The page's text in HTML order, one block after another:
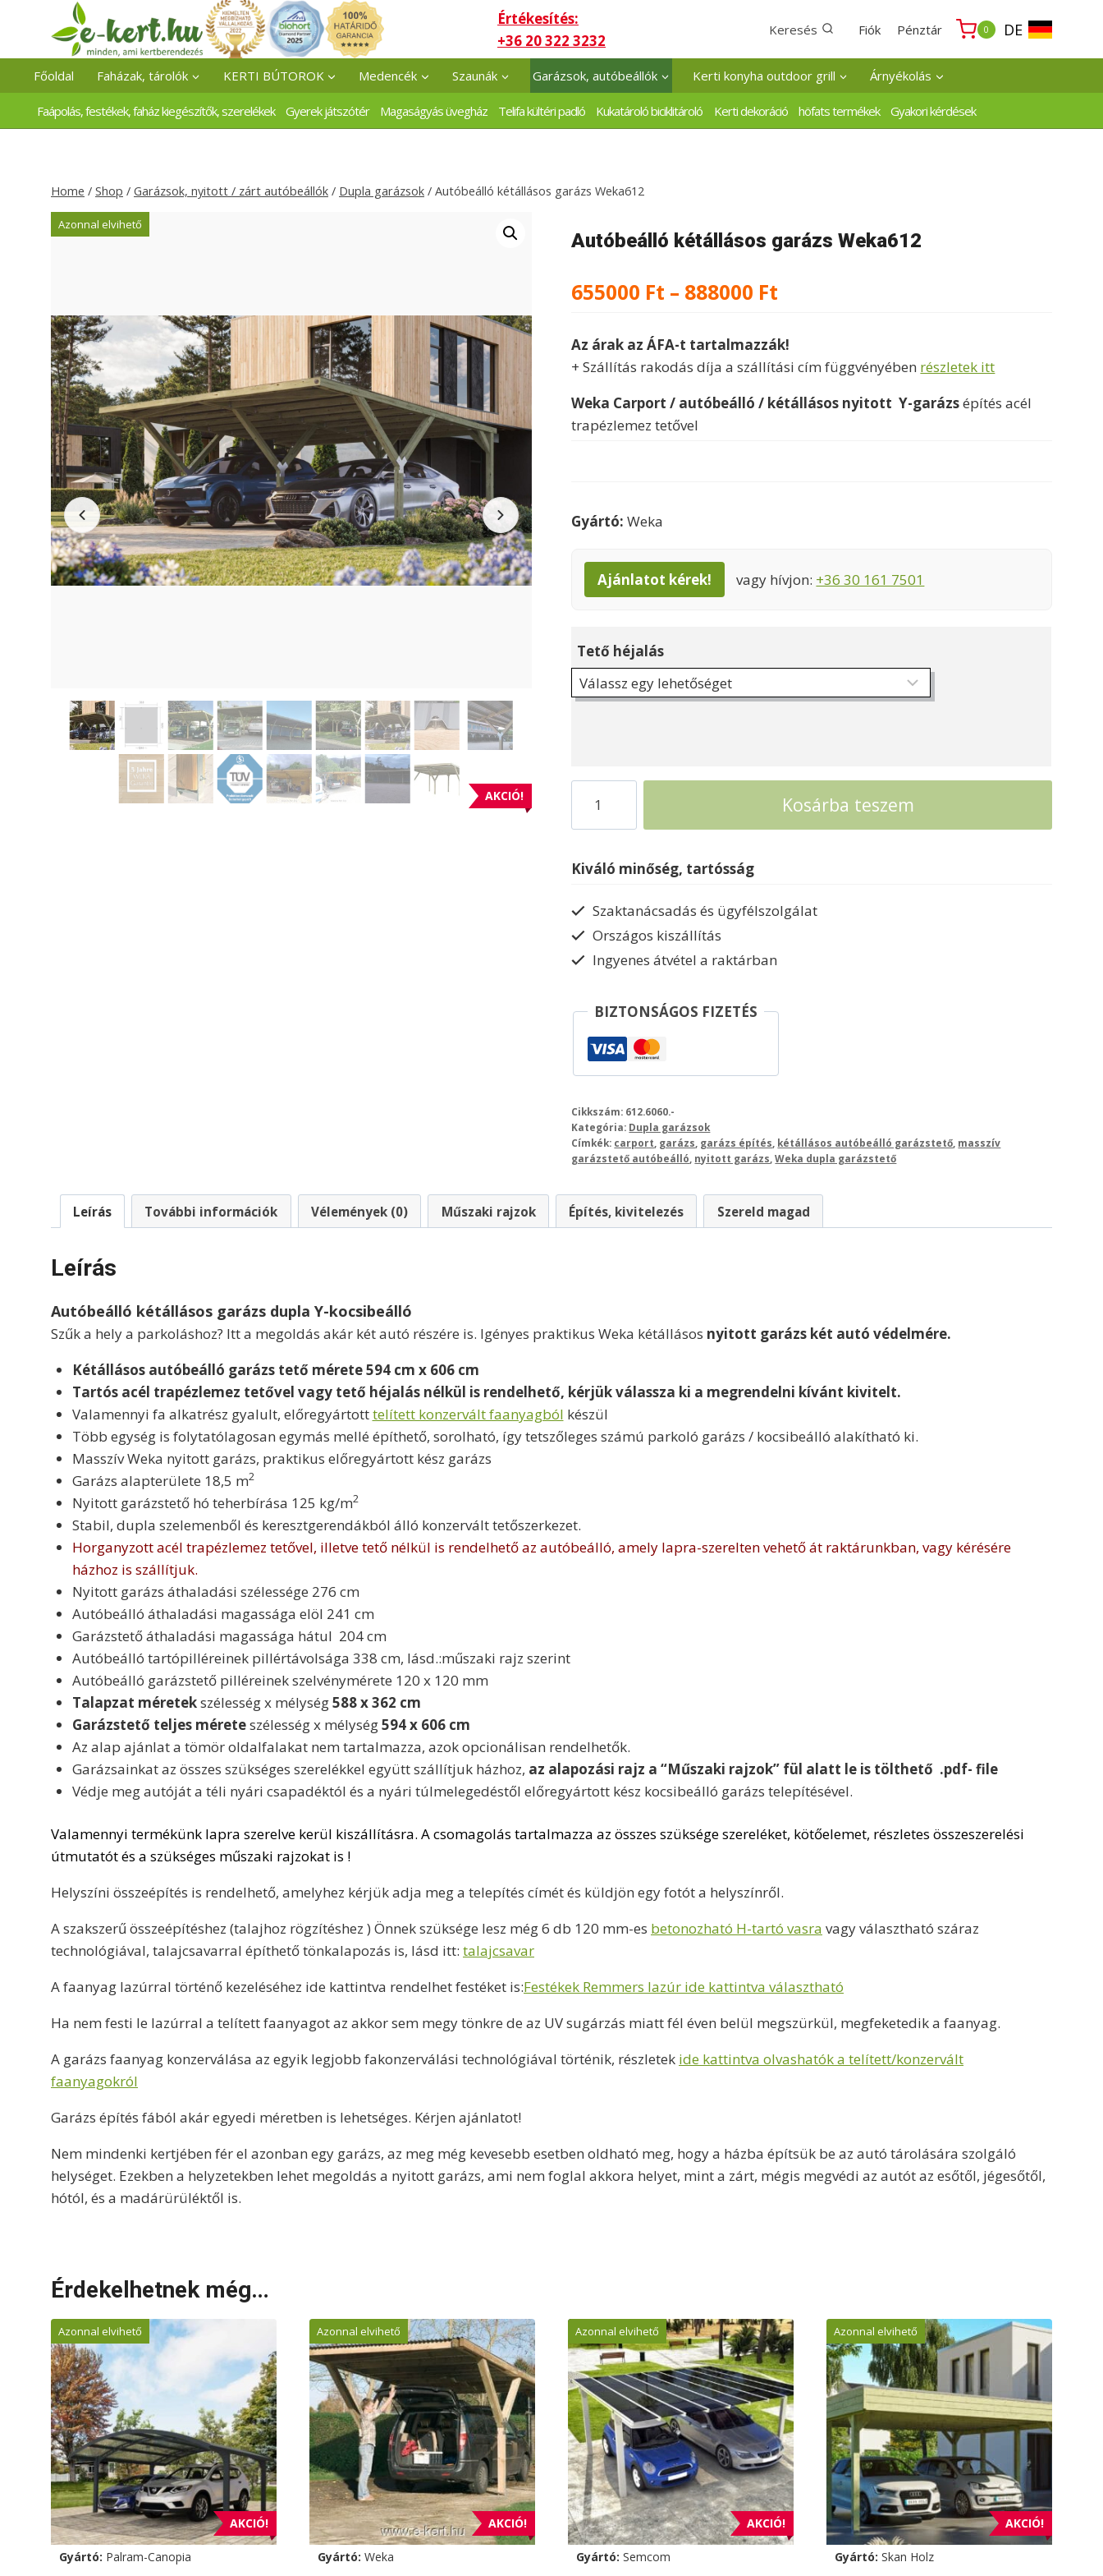
content
Értékesítés:
+36 20 322 3232
Keresés Fiók Pénztár 0 DE
Főoldal Faházak, tárolók KERTI BÚTOROK Medencék Szaunák Garázsok, autóbeállók Kerti konyha outdoor grill Árnyékolás
Faápolás, festékek, faház kiegészítők, szerelékek Gyerek játszótér Magaságyás üvegház Telifa kültéri padló Kukatároló biciklitároló Kerti dekoráció höfats termékek Gyakori kérdések
Home / Shop / Garázsok, nyitott / zárt autóbeállók / Dupla garázsok / Autóbeálló kétállásos garázs Weka612
AKCIÓ!
Azonnal elvihető
Autóbeálló kétállásos garázs Weka612
655000 Ft – 888000 Ft
-
Az árak az ÁFA-t tartalmazzák!
+ Szállítás rakodás díja a szállítási cím függvényében részletek itt
Weka Carport / autóbeálló / kétállásos nyitott Y-garázsépítés acél
trapézlemez tetővel
Gyártó:Weka
Ajánlatot kérek! vagy hívjon: +36 30 161 7501
Tető héjalás
kétállásos
garázs
mennyiség
Kosárba teszem
Kiváló minőség, tartósság
Szaktanácsadás és ügyfélszolgálat
Országos kiszállítás
Ingyenes átvétel a raktárban
BIZTONSÁGOS FIZETÉS
Cikkszám: 612.6060.-
Kategória: Dupla garázsok
Címkék: carport garázs garázs építés kétállásos autóbeálló garázstető masszív
garázstető autóbeálló nyitott garázs ,Weka dupla garázstető
Leírás További információk Vélemények (0) Műszaki rajzok Építés, kivitelezés Szereld magad
Leírás
Autóbeálló kétállásos garázs dupla Y-kocsibeálló
Szűk a hely a parkoláshoz? Itt a megoldás akár két autó részére is. Igényes praktikus Weka kétállásos nyitott garázs két autó védelmére.
Kétállásos autóbeálló garázs tető mérete 594 cm x 606 cm
Tartós acél trapézlemez tetővel vagy tető héjalás nélkül is rendelhető, kérjük válassza ki a megrendelni kívánt kivitelt.
Valamennyi fa alkatrész gyalult, előregyártotttelített konzervált faanyagból készül
Több egység is folytatólagosan egymás mellé építhető, sorolható, így tetszőleges számú parkoló garázs / kocsibeálló alakítható ki.
Masszív Weka nyitott garázs, praktikus előregyártott kész garázs
Garázs alapterülete 18,5 m2
Nyitott garázstető hó teherbírása 125 kg/m2
Stabil, dupla szelemenből és keresztgerendákból álló konzervált tetőszerkezet.
Horganyzott acél trapézlemez tetővel, illetve tető nélkül is rendelhető az autóbeálló, amely lapra-szerelten vehető át raktárunkban, vagy kérésére
házhoz is szállítjuk.
Nyitott garázs áthaladási szélessége 276 cm
Autóbeálló áthaladási magassága elöl 241 cm
Garázstető áthaladási magassága hátul 204 cm
Autóbeálló tartópilléreinek pillértávolsága 338 cm, lásd.:műszaki rajz szerint
Autóbeálló garázstető pilléreinek szelvénymérete 120 x 120 mm
Talapzat méretekszélesség x mélység588 x 362 cm
Garázstető teljes méreteszélesség x mélység594 x 606 cm
Az alap ajánlat a tömör oldalfalakat nem tartalmazza, azok opcionálisan rendelhetők.
Garázsainkat az összes szükséges szerelékkel együtt szállítjuk házhoz, az alapozási rajz a “Műszaki rajzok” fül alatt le is tölthető .pdf- file
Védje meg autóját a téli nyári csapadéktól és a nyári túlmelegedéstől előregyártott kész kocsibeálló garázs telepítésével.
Valamennyi termékünk lapra szerelve kerül kiszállításra. A csomagolás tartalmazza az összes szüksége szereléket, kötőelemet, részletes összeszerelési
útmutatót és a szükséges műszaki rajzokat is !
Helyszíni összeépítés is rendelhető, amelyhez kérjük adja meg a telepítés címét és küldjön egy fotót a helyszínről.
A szakszerű összeépítéshez (talajhoz rögzítéshez ) Önnek szüksége lesz még 6 db 120 mm-es betonozható H-tartó vasra vagy választható száraz
technológiával, talajcsavarral építhető tönkalapozás is, lásd itt: talajcsavar
A faanyag lazúrral történő kezeléséhez ide kattintva rendelhet festéket is:Festékek Remmers lazúr ide kattintva választható
Ha nem festi le lazúrral a telített faanyagot az akkor sem megy tönkre de az UV sugárzás miatt fél éven belül megszürkül, megfeketedik a faanyag.
A garázs faanyag konzerválása az egyik legjobb fakonzerválási technológiával történik, részletek ide kattintva olvashatók a telített/konzervált
faanyagokról
Garázs építés fából akár egyedi méretben is lehetséges. Kérjen ajánlatot!
Nem mindenki kertjében fér el azonban egy garázs, az meg még kevesebb esetben oldható meg, hogy a házba építsük be az autó tárolására szolgáló
helységet. Ezekben a helyzetekben lehet megoldás a nyitott garázs, ami nem foglal akkora helyet, mint a zárt, mégis megvédi az autót az esőtől, jégesőtől,
hótól, és a madárürüléktől is.
Érdekelhetnek még…
AKCIÓ!
Azonnal elvihető
Gyártó: Palram-Canopia
AKCIÓ!
Azonnal elvihető
Gyártó: Weka
AKCIÓ!
Azonnal elvihető
Gyártó: Semcom
AKCIÓ!
Azonnal elvihető
Gyártó: Skan Holz